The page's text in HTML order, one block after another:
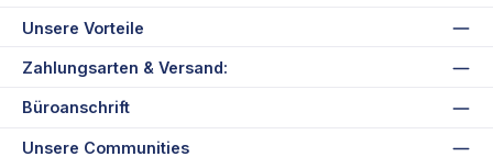
Unsere Vorteile
Unsere Communities
Zahlungsarten & Versand:
Büroanschrift